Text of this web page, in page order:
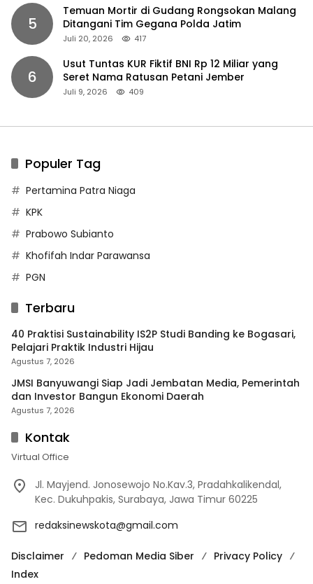
5
Temuan Mortir di Gudang Rongsokan Malang
Ditangani Tim Gegana Polda Jatim
Juli 20, 2026 417
6
Usut Tuntas KUR Fiktif BNI Rp 12 Miliar yang
Seret Nama Ratusan Petani Jember
Juli 9, 2026 409
Populer Tag
Pertamina Patra Niaga
KPK
Prabowo Subianto
Khofifah Indar Parawansa
PGN
Terbaru
40 Praktisi Sustainability IS2P Studi Banding ke Bogasari,
Pelajari Praktik Industri Hijau
Agustus 7, 2026
JMSI Banyuwangi Siap Jadi Jembatan Media, Pemerintah
dan Investor Bangun Ekonomi Daerah
Agustus 7, 2026
Kontak
Virtual Office
Jl. Mayjend. Jonosewojo No.Kav.3, Pradahkalikendal,
Kec. Dukuhpakis, Surabaya, Jawa Timur 60225
redaksinewskota@gmail.com
Disclaimer Pedoman Media Siber
Privacy Policy
Index